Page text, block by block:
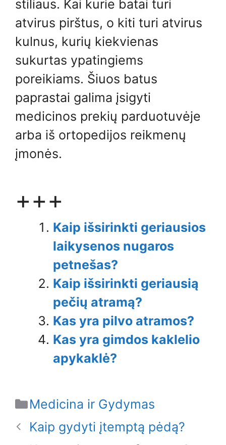
stiliaus. Kai kurie batai turi
atvirus pirštus, o kiti turi atvirus
kulnus, kurių kiekvienas
sukurtas ypatingiems
poreikiams. Šiuos batus
paprastai galima įsigyti
medicinos prekių parduotuvėje
arba iš ortopedijos reikmenų
įmonės.
+++
Kaip išsirinkti geriausios
laikysenos nugaros
petnešas?
Kaip išsirinkti geriausią
pečių atramą?
Kas yra pilvo atramos?
Kas yra gimdos kaklelio
apykaklė?
Categories
Medicina ir Gydymas
Kaip gydyti įtemptą pėdą?